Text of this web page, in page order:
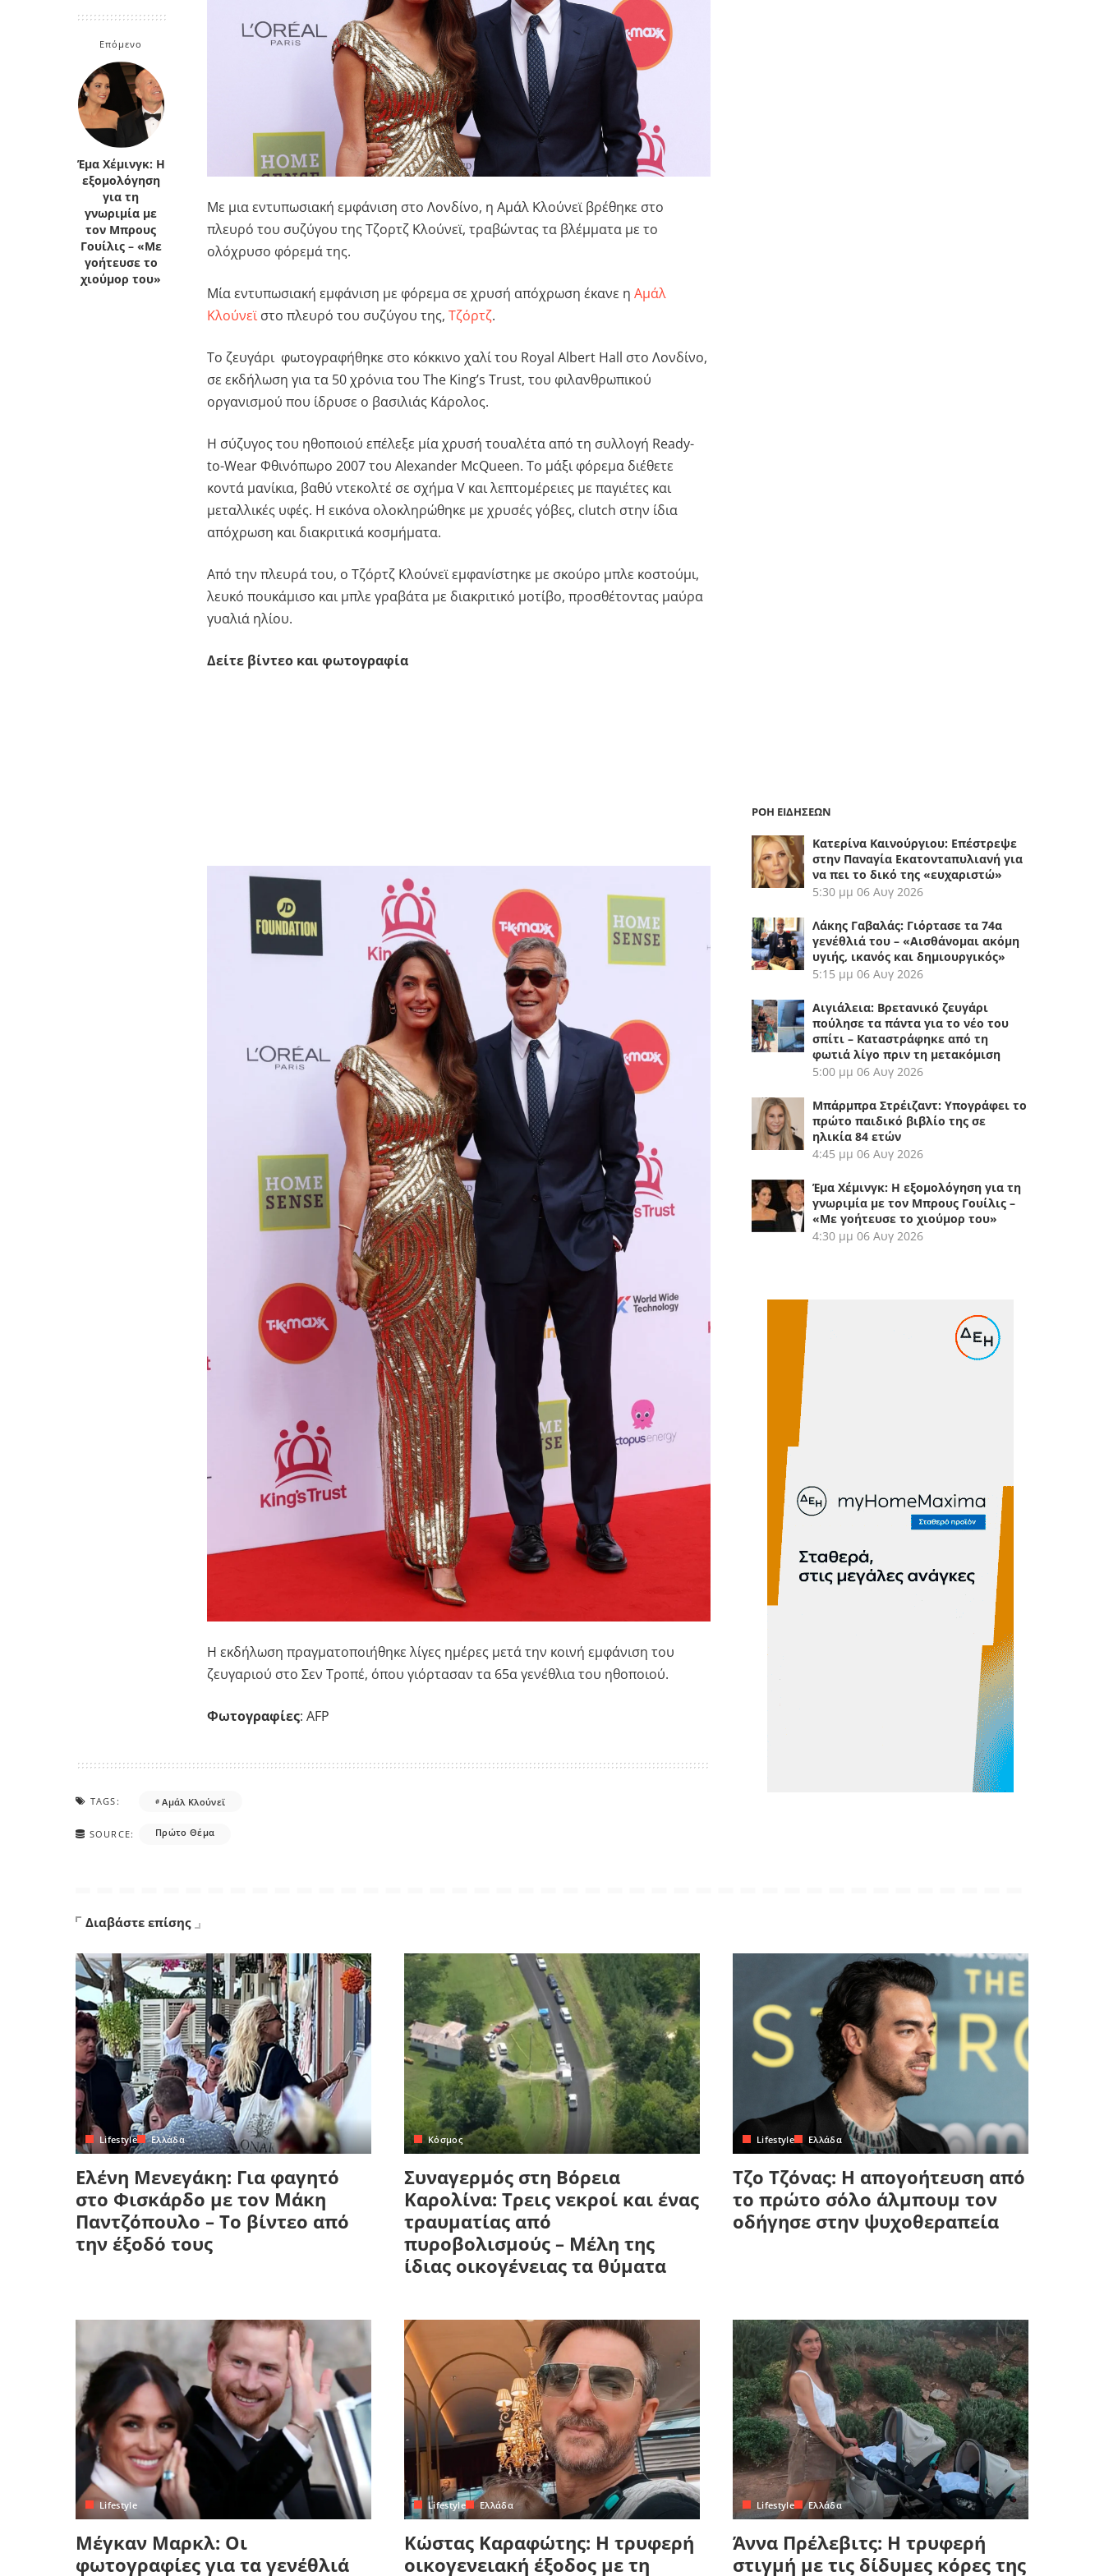
Κρήτη
Κυκλάδες
Πελοπόννησος
Πελοπόννησος
Επόμενο
Έμα Χέμινγκ: Η
εξομολόγηση
για τη
γνωριμία με
τον Μπρους
Γουίλις – «Με
γοήτευσε το
χιούμορ του»
Με μια εντυπωσιακή εμφάνιση στο Λονδίνο, η Αμάλ Κλούνεϊ βρέθηκε στο
πλευρό του συζύγου της Τζορτζ Κλούνεϊ, τραβώντας τα βλέμματα με το
ολόχρυσο φόρεμά της.
Μία εντυπωσιακή εμφάνιση με φόρεμα σε χρυσή απόχρωση έκανε η Αμάλ
Κλούνεϊστο πλευρό του συζύγου της, Τζόρτζ.
Το ζευγάρι φωτογραφήθηκε στο κόκκινο χαλί του Royal Albert Hall στο Λονδίνο,
σε εκδήλωση για τα 50 χρόνια του The King’s Trust, του φιλανθρωπικού
οργανισμού που ίδρυσε ο βασιλιάς Κάρολος.
Η σύζυγος του ηθοποιού επέλεξε μία χρυσή τουαλέτα από τη συλλογή Ready-
to-Wear Φθινόπωρο 2007 του Alexander McQueen. Το μάξι φόρεμα διέθετε
κοντά μανίκια, βαθύ ντεκολτέ σε σχήμα V και λεπτομέρειες με παγιέτες και
μεταλλικές υφές. Η εικόνα ολοκληρώθηκε με χρυσές γόβες, clutch στην ίδια
απόχρωση και διακριτικά κοσμήματα.
Από την πλευρά του, ο Τζόρτζ Κλούνεϊ εμφανίστηκε με σκούρο μπλε κοστούμι,
λευκό πουκάμισο και μπλε γραβάτα με διακριτικό μοτίβο, προσθέτοντας μαύρα
γυαλιά ηλίου.
Δείτε βίντεο και φωτογραφία
Η εκδήλωση πραγματοποιήθηκε λίγες ημέρες μετά την κοινή εμφάνιση του
ζευγαριού στο Σεν Τροπέ, όπου γιόρτασαν τα 65α γενέθλια του ηθοποιού.
Φωτογραφίες: AFP
TAGS: Αμάλ Κλούνεϊ
SOURCE: Πρώτο Θέμα
ΡΟΗ ΕΙΔΗΣΕΩΝ
Κατερίνα Καινούργιου: Επέστρεψε
στην Παναγία Εκατονταπυλιανή για
να πει το δικό της «ευχαριστώ»
5:30 μμ 06 Αυγ 2026
Λάκης Γαβαλάς: Γιόρτασε τα 74α
γενέθλιά του – «Αισθάνομαι ακόμη
υγιής, ικανός και δημιουργικός»
5:15 μμ 06 Αυγ 2026
Αιγιάλεια: Βρετανικό ζευγάρι
πούλησε τα πάντα για το νέο του
σπίτι – Καταστράφηκε από τη
φωτιά λίγο πριν τη μετακόμιση
5:00 μμ 06 Αυγ 2026
Μπάρμπρα Στρέιζαντ: Υπογράφει το
πρώτο παιδικό βιβλίο της σε
ηλικία 84 ετών
4:45 μμ 06 Αυγ 2026
Έμα Χέμινγκ: Η εξομολόγηση για τη
γνωριμία με τον Μπρους Γουίλις –
«Με γοήτευσε το χιούμορ του»
4:30 μμ 06 Αυγ 2026
Διαβάστε επίσης
Lifestyle Ελλάδα
Ελένη Μενεγάκη: Για φαγητό
στο Φισκάρδο με τον Μάκη
Παντζόπουλο – Το βίντεο από
την έξοδό τους
Κόσμος
Συναγερμός στη Βόρεια
Καρολίνα: Τρεις νεκροί και ένας
τραυματίας από
πυροβολισμούς – Μέλη της
ίδιας οικογένειας τα θύματα
Lifestyle Ελλάδα
Τζο Τζόνας: Η απογοήτευση από
το πρώτο σόλο άλμπουμ τον
οδήγησε στην ψυχοθεραπεία
Lifestyle
Μέγκαν Μαρκλ: Οι
φωτογραφίες για τα γενέθλιά
Lifestyle Ελλάδα
Κώστας Καραφώτης: Η τρυφερή
οικογενειακή έξοδος με τη
Lifestyle Ελλάδα
Άννα Πρέλεβιτς: Η τρυφερή
στιγμή με τις δίδυμες κόρες της